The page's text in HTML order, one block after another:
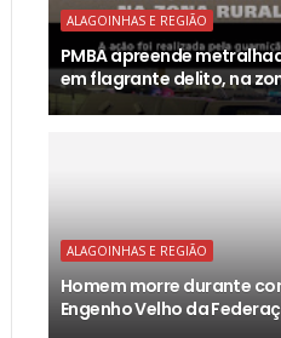
ALAGOINHAS E REGIÃO
PMBA apreende
em flagrante delito, na
ALAGOINHAS E REGIÃO
Homem morre durante
Engenho Velho da